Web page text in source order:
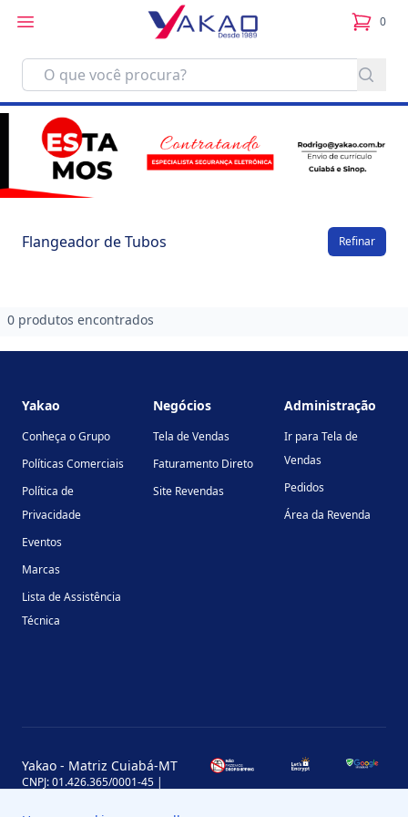
0
itens
Flangeador de Tubos Refinar
0 produtos encontrados
Yakao
Conheça o Grupo
Políticas Comerciais
Política de
Privacidade
Eventos
Marcas
Lista de Assistência
Técnica
Negócios
Tela de Vendas
Faturamento Direto
Site Revendas
Administração
Ir para Tela de
Vendas
Pedidos
Área da Revenda
Yakao - Matriz Cuiabá-MT
CNPJ: 01.426.365/0001-45 |